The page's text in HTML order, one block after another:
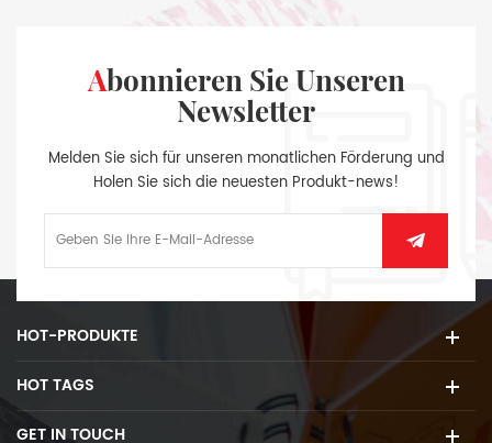
Abonnieren Sie Unseren
Newsletter
Melden Sie sich für unseren monatlichen Förderung und
Holen Sie sich die neuesten Produkt-news!
HOT-PRODUKTE
HOT TAGS
GET IN TOUCH